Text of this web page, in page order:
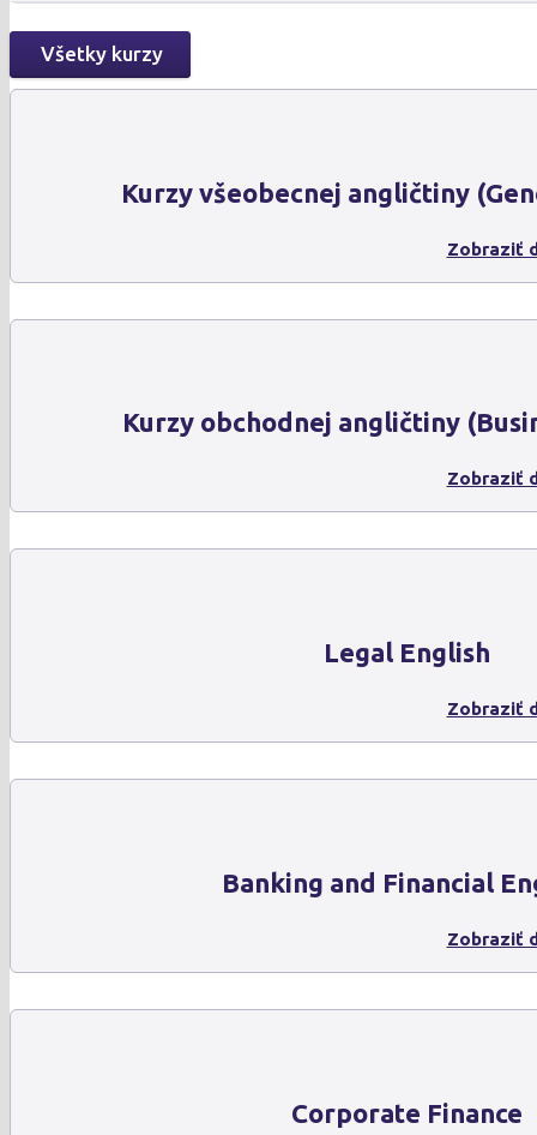
Všetky kurzy
Kurzy všeobecnej angličtiny
Zobraziť
Kurzy obchodnej angličtiny
Zobraziť
Legal English
Zobraziť
Banking and Financial
Zobraziť
Corporate Finance